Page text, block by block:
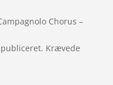
Chorus –
Krævede